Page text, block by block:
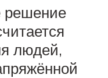
решение
людей,